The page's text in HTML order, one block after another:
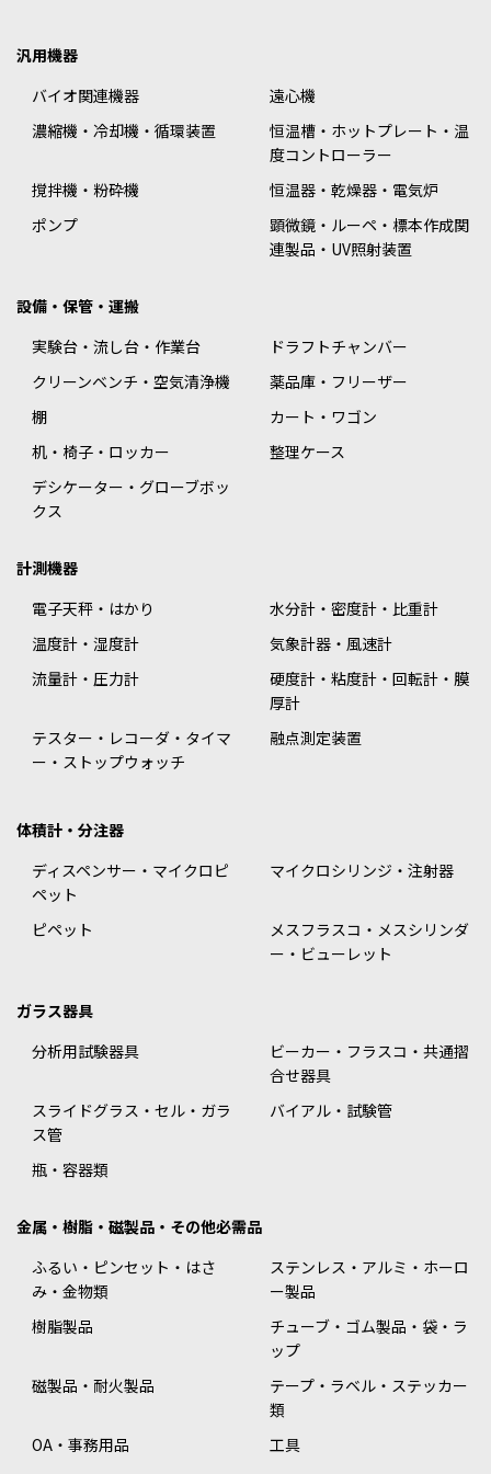
汎用機器
バイオ関連機器
遠心機
濃縮機・冷却機・循環装置
恒温槽・ホットプレート・温
度コントローラー
撹拌機・粉砕機
恒温器・乾燥器・電気炉
ポンプ
顕微鏡・ルーペ・標本作成関
連製品・UV照射装置
設備・保管・運搬
実験台・流し台・作業台
ドラフトチャンバー
クリーンベンチ・空気清浄機
薬品庫・フリーザー
棚
カート・ワゴン
机・椅子・ロッカー
整理ケース
デシケーター・グローブボッ
クス
計測機器
電子天秤・はかり
水分計・密度計・比重計
温度計・湿度計
気象計器・風速計
流量計・圧力計
硬度計・粘度計・回転計・膜
厚計
テスター・レコーダ・タイマ
ー・ストップウォッチ
融点測定装置
体積計・分注器
ディスペンサー・マイクロピ
ペット
マイクロシリンジ・注射器
ピペット
メスフラスコ・メスシリンダ
ー・ビューレット
ガラス器具
分析用試験器具
ビーカー・フラスコ・共通摺
合せ器具
スライドグラス・セル・ガラ
ス管
バイアル・試験管
瓶・容器類
金属・樹脂・磁製品・その他必需品
ふるい・ピンセット・はさ
み・金物類
ステンレス・アルミ・ホーロ
ー製品
樹脂製品
チューブ・ゴム製品・袋・ラ
ップ
磁製品・耐火製品
テープ・ラベル・ステッカー
類
OA・事務用品
工具